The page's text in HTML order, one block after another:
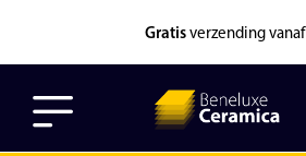
Gratis verzending